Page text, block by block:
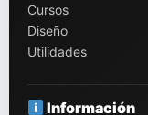
Cursos
Diseño
Utilidades
Información